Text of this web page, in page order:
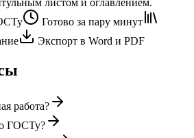
листом и оглавлением.
Готово за пару минут
Экспорт в Word и PDF
работа?
ГОСТу?